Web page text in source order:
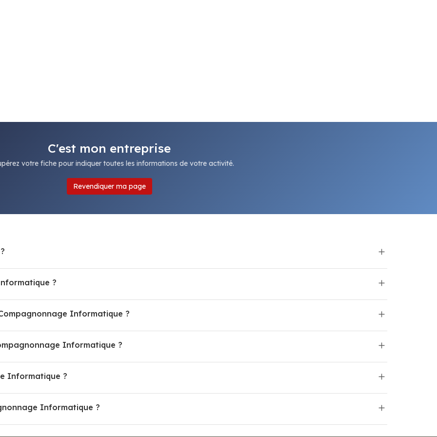
C'est mon entreprise
votre fiche pour indiquer toutes les informations de votre activité.
Revendiquer ma page
?
Informatique ?
Informatique ?
Informatique ?
Informatique ?